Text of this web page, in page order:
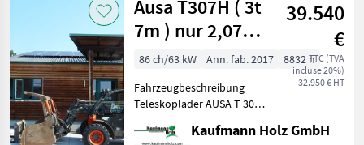
chantier
/
Manitou
Ausa T307H ( 3t
7m ) nur 2,07
Hoch u. 2,02
Breit !!
39.540
€
TTC (TVA
incluse 20%)
32.950 € HT
86 ch/63 kW Ann. fab. 2017
8832 h
Fahrzeugbeschreibung
Teleskoplader AUSA T 307
Stunden 3 Tonnen Hubkraft
Kaufmann Holz GmbH